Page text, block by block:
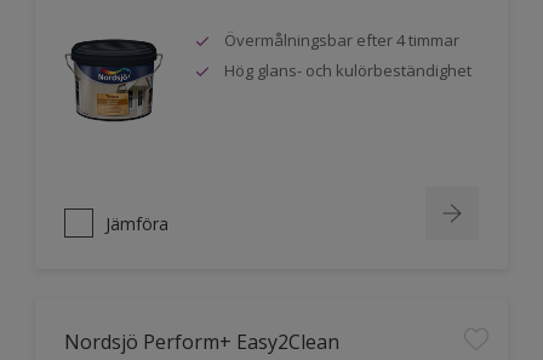
Övermålningsbar efter 4 timmar
Hög glans- och kulörbeständighet
Jämföra
Nordsjö Perform+ Easy2Clean